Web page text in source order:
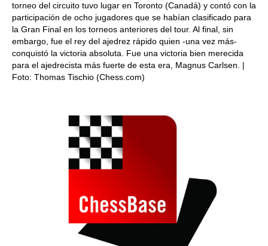
torneo del circuito tuvo lugar en Toronto (Canadá) y contó con la
participación de ocho jugadores que se habían clasificado para
la Gran Final en los torneos anteriores del tour. Al final, sin
embargo, fue el rey del ajedrez rápido quien -una vez más-
conquistó la victoria absoluta. Fue una victoria bien merecida
para el ajedrecista más fuerte de esta era, Magnus Carlsen. |
Foto: Thomas Tischio (Chess.com)